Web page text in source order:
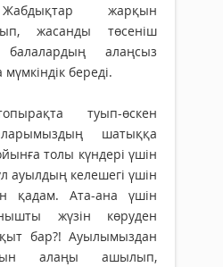
жарқын
жасанды төсеніш
алаңсыз
береді.
туып-өскен
шатыққа
толы күндері үшін
ауылдың келешегі үшін
қадам. Ата-ана үшін
жүзін көруден
бар?! Ауылымыздан
алаңы ашылып,